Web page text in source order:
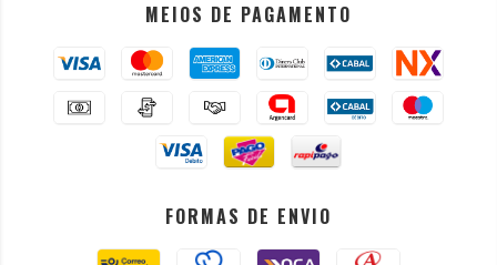
MEIOS DE PAGAMENTO
FORMAS DE ENVIO